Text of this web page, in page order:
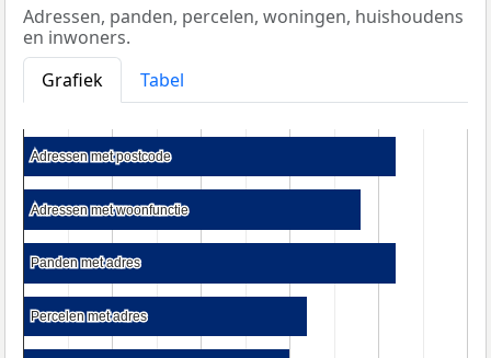
Adressen, panden, percelen, woningen, huishoudens
en inwoners.
Grafiek
Tabel
Adressen met postcode
Adressen met postcode
Adressen met woonfunctie
Adressen met woonfunctie
Panden met adres
Panden met adres
Percelen met adres
Percelen met adres